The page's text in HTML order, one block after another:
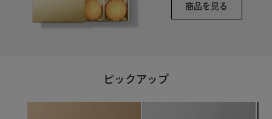
商品を見る
ピックアップ